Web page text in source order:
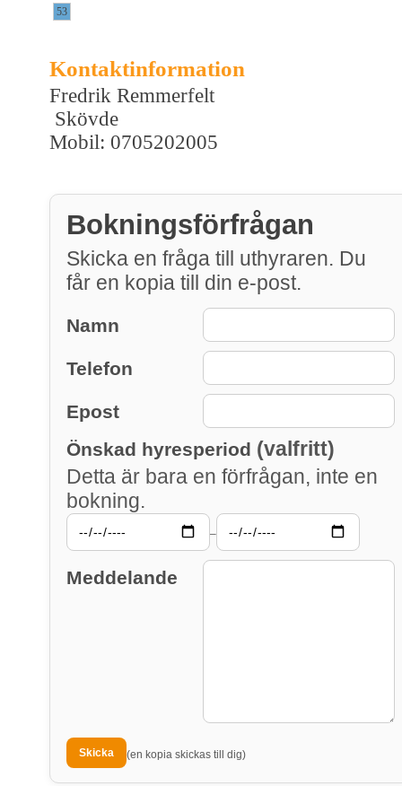
53
Kontaktinformation
Fredrik Remmerfelt
Skövde
Mobil: 0705202005
Bokningsförfrågan
Skicka en fråga till uthyraren. Du
får en kopia till din e-post.
Namn
Telefon
Epost
Önskad hyresperiod (valfritt)
Detta är bara en förfrågan, inte en
bokning.
–
Meddelande
(en kopia skickas till dig)